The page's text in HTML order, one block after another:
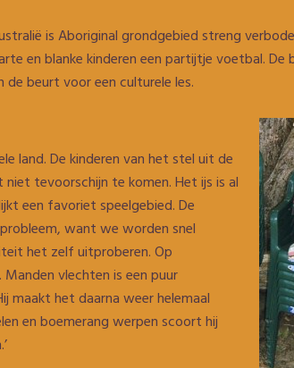
is Aboriginal grondgebied streng
en blanke kinderen een partijtje voetbal. De
beurt voor een culturele les.
land. De kinderen van het stel uit de
tevoorschijn te komen. Het ijs is al
een favoriet speelgebied. De
want we worden snel
het zelf uitproberen. Op
vlechten is een puur
maakt het daarna weer helemaal
en boemerang werpen scoort hij